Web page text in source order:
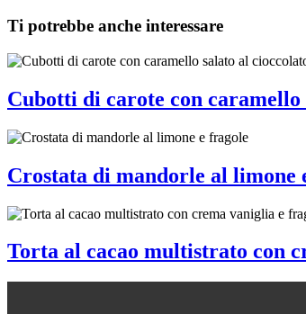
Ti potrebbe anche interessare
Cubotti di carote con
Crostata di mandorle al limone
Torta al cacao multistrato con